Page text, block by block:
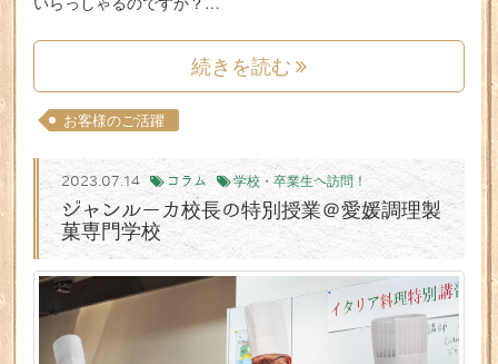
続きを読む
お客様のご活躍
2023.07.14 コラム 学校・卒業生へ訪問！
ジャンルーカ校長の特別授業＠愛媛調理製
菓専門学校